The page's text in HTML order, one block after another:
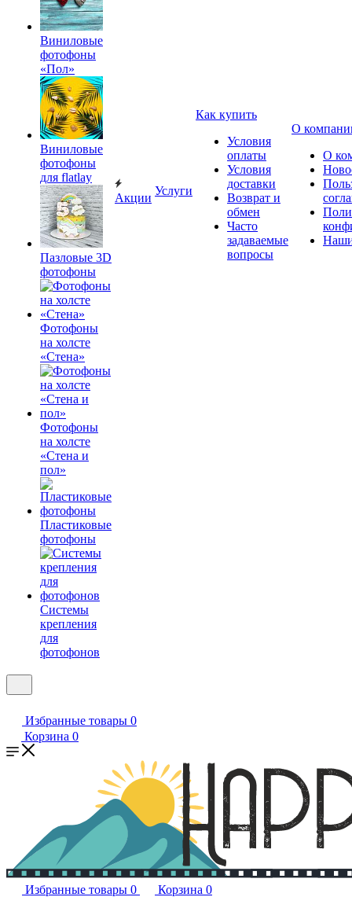
Виниловые
фотофоны
«Пол»
Виниловые
фотофоны
для flatlay
Пазловые 3D
фотофоны
Фотофоны
на холсте
«Стена»
Фотофоны
на холсте
«Стена и
пол»
Пластиковые
фотофоны
Системы
крепления
для
фотофонов
Акции
Услуги
Как купить
Условия
оплаты
Условия
доставки
Возврат и
обмен
Часто
задаваемые
вопросы
О
О
Избранные товары 0
Корзина 0
Избранные товары 0 Корзина 0